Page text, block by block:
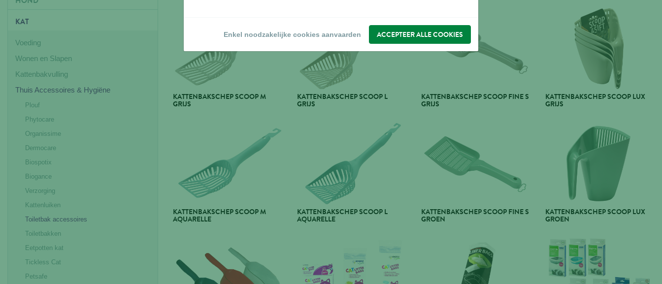
KAT
Voeding
Wonen en Slapen
Kattenbakvulling
Thuis Accessoires & Hygiëne
Plouf
Phytocare
Organissime
Dermocare
Biospotix
Biogance
Verzorging
Kattenluiken
Toiletbak accessoires
Toiletbakken
Eetpotten kat
Tickless Cat
Petsafe
KATTENBAKSCHEP SCOOP M
GRIJS
KATTENBAKSCHEP SCOOP L
GRIJS
KATTENBAKSCHEP SCOOP FINE S
GRIJS
KATTENBAKSCHEP SCOOP LUX
GRIJS
KATTENBAKSCHEP SCOOP M
AQUARELLE
KATTENBAKSCHEP SCOOP L
AQUARELLE
KATTENBAKSCHEP SCOOP FINE S
GROEN
KATTENBAKSCHEP SCOOP LUX
GROEN
Enkel noodzakelijke cookies aanvaarden ACCEPTEER ALLE COOKIES